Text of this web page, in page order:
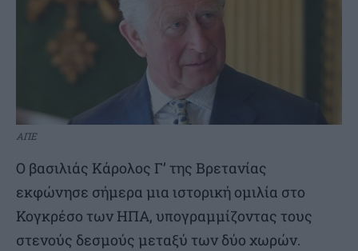
ΑΠΕ
Ο βασιλιάς Κάρολος Γ’ της Βρετανίας
εκφώνησε σήμερα μια ιστορική ομιλία στο
Κογκρέσο των ΗΠΑ, υπογραμμίζοντας τους
στενούς δεσμούς μεταξύ των δύο χωρών.